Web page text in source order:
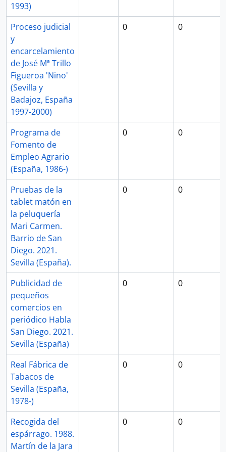
1993)
Proceso judicial
y
encarcelamiento
de José Mª Trillo
Figueroa 'Nino'
(Sevilla y
Badajoz, España
1997-2000)
0 0
Programa de
Fomento de
Empleo Agrario
(España, 1986-)
0 0
Pruebas de la
tablet matón en
la peluquería
Mari Carmen.
Barrio de San
Diego. 2021.
Sevilla (España).
0 0
Publicidad de
pequeños
comercios en
periódico Habla
San Diego. 2021.
Sevilla (España)
0 0
Real Fábrica de
Tabacos de
Sevilla (España,
1978-)
0 0
Recogida del
espárrago. 1988.
Martín de la Jara
0 0